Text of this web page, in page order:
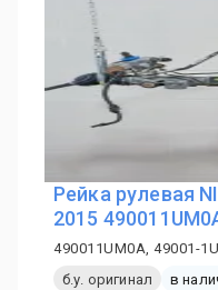
Рейка рулевая
2015
490011UM0A, 49001-
б.у. оригинал
в